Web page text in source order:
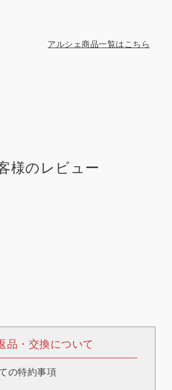
アルシェ商品一覧はこちら
様のレビュー
品・交換について
の特約事項